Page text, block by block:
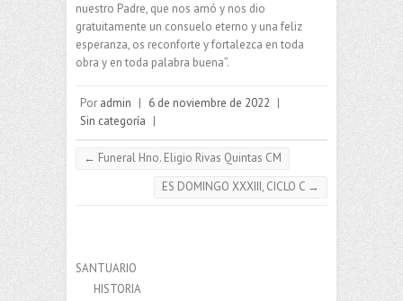
nuestro Padre, que nos amó y nos dio
gratuitamente un consuelo eterno y una feliz
esperanza, os reconforte y fortalezca en toda
obra y en toda palabra buena”.
Por admin | 6 de noviembre de 2022 |
Sin categoría |
← Funeral Hno. Eligio Rivas Quintas CM
ES DOMINGO XXXIII, CICLO C →
SANTUARIO
HISTORIA